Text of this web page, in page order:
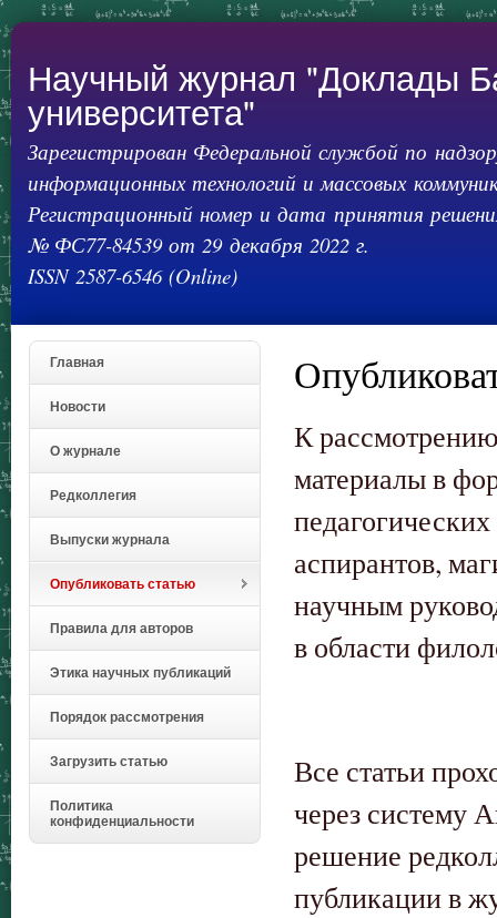
Научный журнал "Доклады
университета"
Зарегистрирован Федеральной службой по
информационных технологий и массовых
Регистрационный номер и дата принятия
№ ФС77-84539 от 29 декабря 2022 г.
ISSN 2587-6546 (Online)
Главная
Новости
О журнале
Редколлегия
Выпуски журнала
Опубликовать статью
Правила для авторов
Этика научных публикаций
Порядок рассмотрения
Загрузить статью
Политика
конфиденциальности
К
материалы в
аспирантов,
научным
в области
Все статьи
через систему
решение
публикации в